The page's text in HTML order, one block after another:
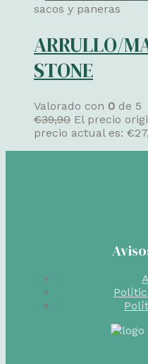
sacos y paneras
ARRULLO/
STONE
Valorado con 0 de 5
€39,90 El precio
precio actual es: